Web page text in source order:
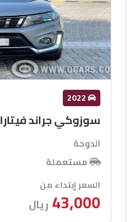
2022
سوزوكي جراند فيتارا
الدوحة
مستعملة
السعر إبتداء من
43,000 ريال